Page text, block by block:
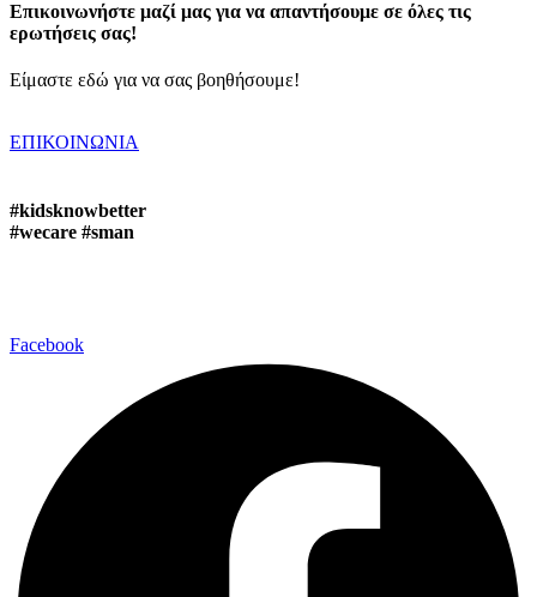
Επικοινωνήστε μαζί μας για να απαντήσουμε σε όλες τις
ερωτήσεις σας!
Είμαστε εδώ για να σας βοηθήσουμε!
ΕΠΙΚΟΙΝΩΝΙΑ
#kidsknowbetter
#wecare #sman
Facebook